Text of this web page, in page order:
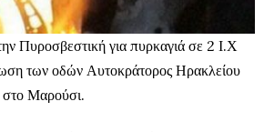
Πυροσβεστική για πυρκαγιά σε 2 Ι.Χ
των οδών Αυτοκράτορος Ηρακλείου
στο Μαρούσι.